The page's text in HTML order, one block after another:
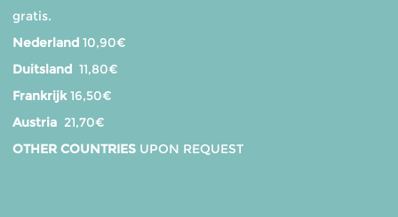
gratis.
Nederland10,90€
Duitsland11,80€
Frankrijk16,50€
Austria21,70€
OTHER COUNTRIESUPON REQUEST